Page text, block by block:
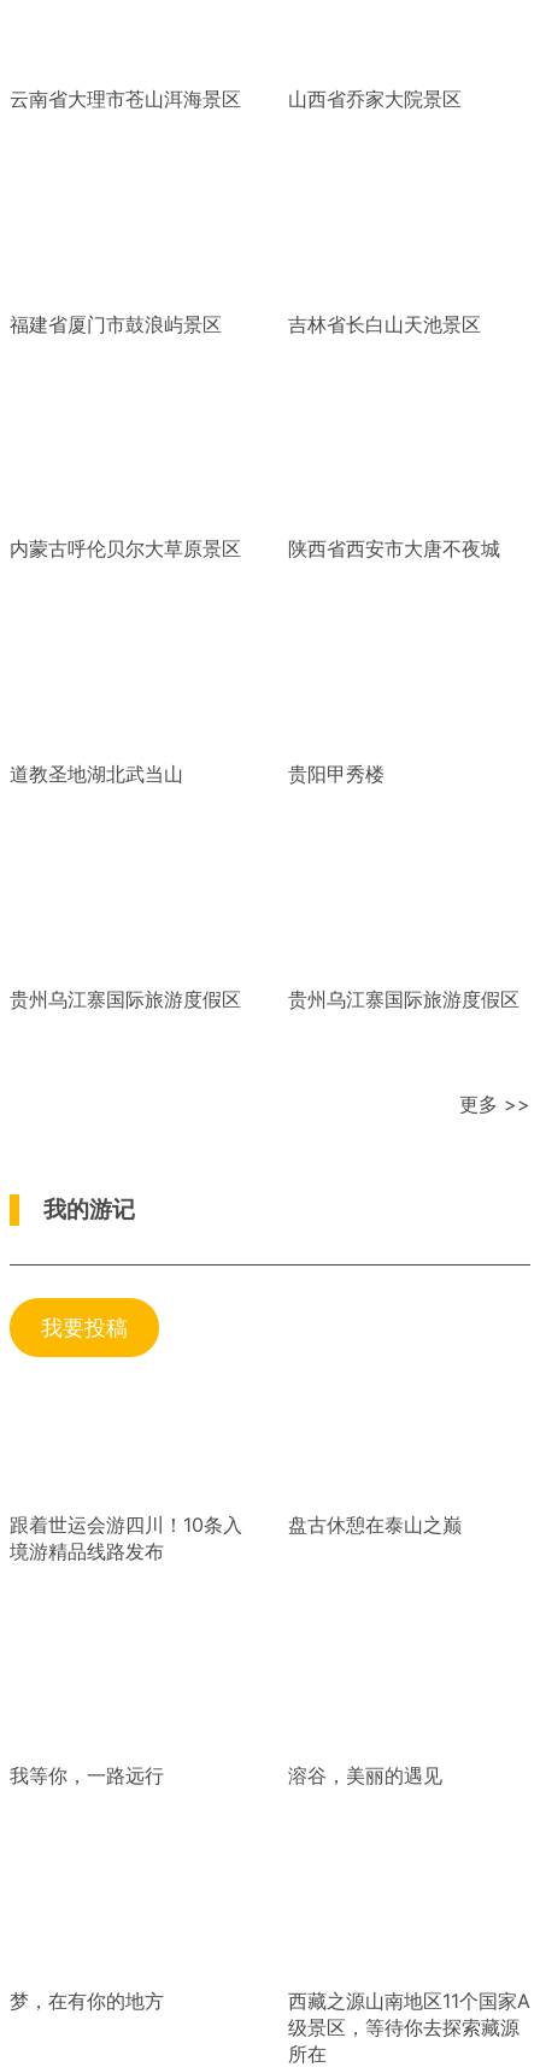
云南省大理市苍山洱海景区 山西省乔家大院景区
福建省厦门市鼓浪屿景区 吉林省长白山天池景区
内蒙古呼伦贝尔大草原景区 陕西省西安市大唐不夜城
道教圣地湖北武当山 贵阳甲秀楼
贵州乌江寨国际旅游度假区 贵州乌江寨国际旅游度假区
更多 >>
我的游记
我要投稿
跟着世运会游四川！10条入
境游精品线路发布
盘古休憩在泰山之巅
我等你，一路远行 溶谷，美丽的遇见
梦，在有你的地方
西藏之源山南地区11个国家A
级景区，等待你去探索藏源
所在